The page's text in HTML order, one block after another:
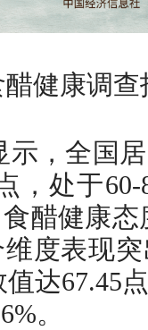
健康调
示，全国
，处于
醋健康
度表现
达67.45
。